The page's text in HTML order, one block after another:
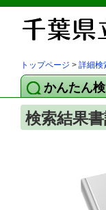
トップページ > 詳細検
かんたん
検索結果